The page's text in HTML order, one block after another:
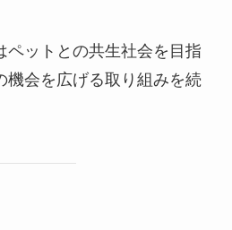
ペットとの共生社会を目指
機会を広げる取り組みを続